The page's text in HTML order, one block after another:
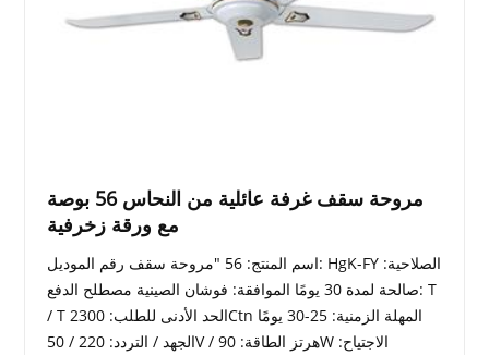
مروحة سقف غرفة عائلية من النحاس 56 بوصة
مع ورقة زخرفية
اسم المنتج: 56 "مروحة سقف رقم الموديل: HgK-FY الصلاحية:
صالحة لمدة 30 يومًا الموافقة: فوشان الصينية مصطلح الدفع: T
/ T الحد الأدنى للطلب: 2300Ctn المهلة الزمنية: 25-30 يومًا
الجهد / التردد: 220 / 50V / هرتز الطاقة: 90W الاجتياح: